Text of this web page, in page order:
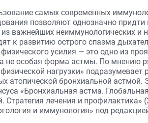
самых современных
позволяют однозначно
важнейших неиммунологических и
к развитию острого спазма
усилия — это одно из
а не особая форма астмы. По мнению
нагрузки» подразумевает
атопической бронхиальной
«Бронхиальная астма.
Стратегия лечения и
и иммунология» под